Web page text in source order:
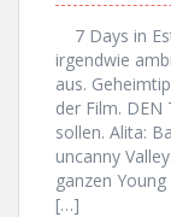
7 Days in
irgendwie
aus.
der Film.
sollen. Alita:
uncanny
ganzen
[…]